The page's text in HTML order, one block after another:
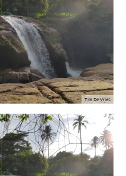
Tim De Vries